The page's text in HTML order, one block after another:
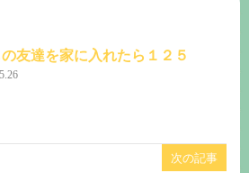
友達を家に入れたら１２５
次の記事